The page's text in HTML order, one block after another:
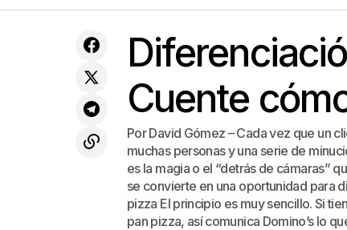
saboteadores de tu mente que te
impiden avanzar
Cuente
Por David Gómez – Cada vez que un
muchas personas y una serie de
es la magia o el “detrás de cámaras”
se convierte en una oportunidad para
pizza El principio es muy sencillo. Si
pan pizza, así comunica Domino’s lo